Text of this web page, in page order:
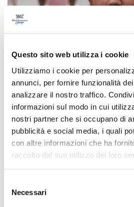
Questo sito web utilizza i cookie
Utilizziamo i cookie per
annunci, per fornire funzionalità
analizzare il nostro traffico.
informazioni sul modo in cui
nostri partner che si occupano di
pubblicità e social media, i quali
con altre informazioni che ha
raccolto dal suo utilizzo dei loro
delNecessari
Calcio Serie C - Bongelli
alla Triestina